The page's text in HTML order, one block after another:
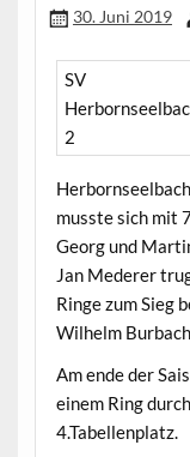
30. Juni 2019
SV
2
musste sich mit
Georg und
Jan Mederer
Ringe zum Sieg
Wilhelm
Am ende der
einem Ring
4.Tabellenplatz.